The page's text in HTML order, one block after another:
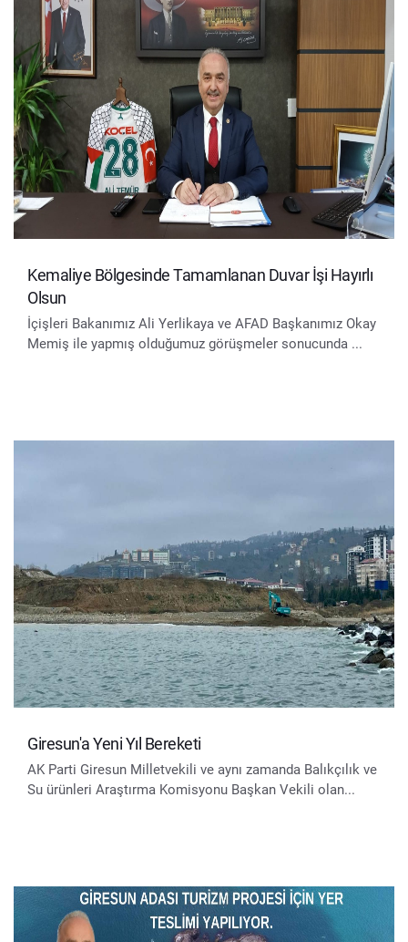
Kemaliye Bölgesinde Tamamlanan Duvar İşi Hayırlı
Olsun
İçişleri Bakanımız Ali Yerlikaya ve AFAD Başkanımız Okay
Memiş ile yapmış olduğumuz görüşmeler sonucunda ...
Giresun'a Yeni Yıl Bereketi
AK Parti Giresun Milletvekili ve aynı zamanda Balıkçılık ve
Su ürünleri Araştırma Komisyonu Başkan Vekili olan...